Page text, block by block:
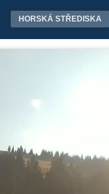
HORSKÁ STŘEDISKA